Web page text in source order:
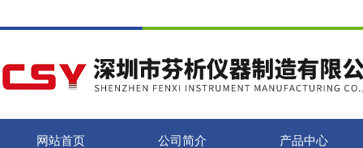
网站首页 公司简介 产品中心